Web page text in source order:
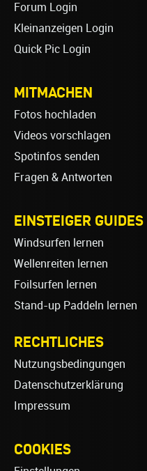
Forum Login
Kleinanzeigen Login
Quick Pic Login
MITMACHEN
Fotos hochladen
Videos vorschlagen
Spotinfos senden
Fragen & Antworten
EINSTEIGER GUIDES
Windsurfen lernen
Wellenreiten lernen
Foilsurfen lernen
Stand-up Paddeln lernen
RECHTLICHES
Nutzungsbedingungen
Datenschutzerklärung
Impressum
COOKIES